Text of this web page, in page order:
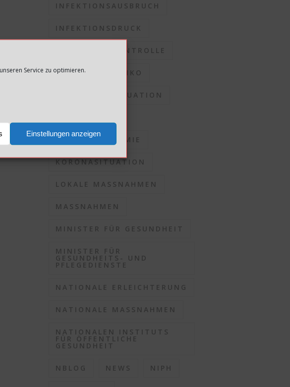
Service zu optimieren.
Einstellungen anzeigen
INFEKTIONSAUSBRUCH
INFEKTIONSDRUCK
INFEKTIONSKONTROLLE
INFEKTIONSRISIKO
INFEKTIONSSITUATION
KORONAPANDEMIE
KORONASITUATION
LOKALE MASSNAHMEN
MASSNAHMEN
MINISTER FÜR GESUNDHEIT
MINISTER FÜR
GESUNDHEITS- UND
PFLEGEDIENSTE
NATIONALE ERLEICHTERUNG
NATIONALE MASSNAHMEN
NATIONALEN INSTITUTS
FÜR ÖFFENTLICHE
GESUNDHEIT
NBLOG NEWS NIPH